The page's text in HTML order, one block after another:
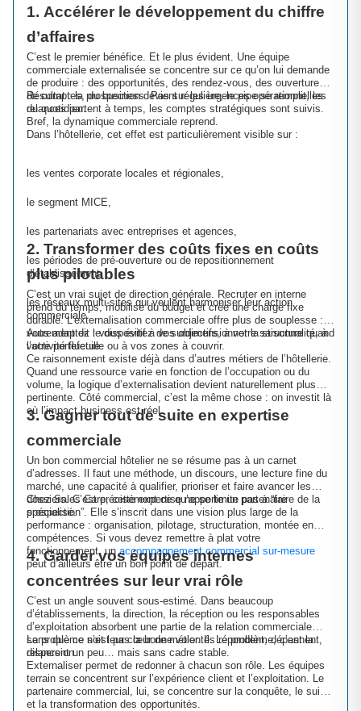
1. Accélérer le développement du chiffre
d’affaires
C’est le premier bénéfice. Et le plus évident. Une équipe
commerciale externalisée se concentre sur ce qu’on lui demande
de produire : des opportunités, des rendez-vous, des ouvertures
de comptes, du business. Pas sur les urgences opérationnelles
du quotidien.
Résultat : la prospection devient régulière, le pipe se remplit, les
relances partent à temps, les comptes stratégiques sont suivis.
Bref, la dynamique commerciale reprend.
Dans l’hôtellerie, cet effet est particulièrement visible sur :
les ventes corporate locales et régionales,
le segment MICE,
les partenariats avec entreprises et agences,
les périodes de pré-ouverture ou de repositionnement
d’établissement,
les réseaux multi-sites qui veulent harmoniser leur action
commerciale.
2. Transformer des coûts fixes en coûts
plus pilotables
C’est un vrai sujet de direction générale. Recruter en interne
prend du temps, mobilise du budget et crée une charge fixe
durable. L’externalisation commerciale offre plus de souplesse :
vous adaptez le dispositif à vos objectifs, à votre saisonnalité, à
votre portefeuille ou à vos zones à couvrir.
Autrement dit : vous évitez de surdimensionner la structure quand
l’activité fluctue.
Ce raisonnement existe déjà dans d’autres métiers de l’hôtellerie.
Quand une ressource varie en fonction de l’occupation ou du
volume, la logique d’externalisation devient naturellement plus
pertinente. Côté commercial, c’est la même chose : on investit là
où l’impact business est réel.
3. Gagner tout de suite en expertise
commerciale
Un bon commercial hôtelier ne se résume pas à un carnet
d’adresses. Il faut une méthode, un discours, une lecture fine du
marché, une capacité à qualifier, prioriser et faire avancer les
dossiers. C’est précisément ce qu’apporte un partenaire
spécialisé.
Chez Sales Care, cette expertise ne se limite pas à “faire de la
prospection”. Elle s’inscrit dans une vision plus large de la
performance : organisation, pilotage, structuration, montée en
compétences. Si vous devez remettre à plat votre
fonctionnement, unaccompagnement commercial sur-mesure
peut d’ailleurs être un bon point de départ.
4. Garder vos équipes internes
concentrées sur leur vrai rôle
C’est un angle souvent sous-estimé. Dans beaucoup
d’établissements, la direction, la réception ou les responsables
d’exploitation absorbent une partie de la relation commerciale
sans que ce soit leur cœur de métier. Ils répondent, dépannent,
relancent un peu… mais sans cadre stable.
Le problème n’est pas la bonne volonté. Le problème, c’est la
dispersion.
Externaliser permet de redonner à chacun son rôle. Les équipes
terrain se concentrent sur l’expérience client et l’exploitation. Le
partenaire commercial, lui, se concentre sur la conquête, le suivi
et la transformation des opportunités.